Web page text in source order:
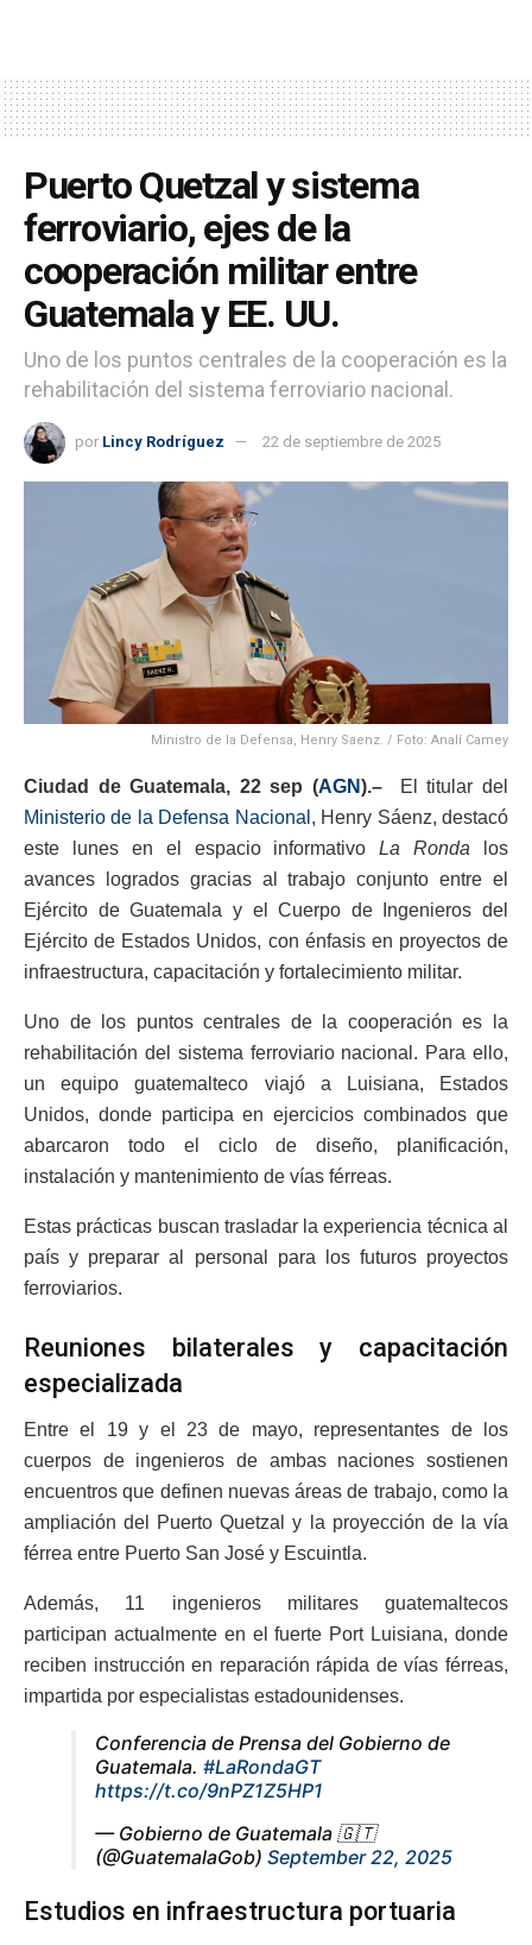
Puerto Quetzal y sistema
ferroviario, ejes de la
cooperación militar entre
Guatemala y EE. UU.
Uno de los puntos centrales de la cooperación es la
rehabilitación del sistema ferroviario nacional.
por Lincy Rodríguez 22 de septiembre de 2025
Ministro de la Defensa, Henry Saenz. / Foto: Analí Camey
Ciudad de Guatemala, 22 sep (AGN).–
El titular del
Ministerio de la Defensa Nacional , Henry Sáenz, destacó
este lunes en el espacio informativoLa Ronda los
avances logrados gracias al trabajo conjunto entre el
Ejército de Guatemala y el Cuerpo de Ingenieros del
Ejército de Estados Unidos, con énfasis en proyectos de
infraestructura, capacitación y fortalecimiento militar.
Uno de los puntos centrales de la cooperación es la
rehabilitación del sistema ferroviario nacional. Para ello,
un equipo guatemalteco viajó a Luisiana, Estados
Unidos, donde participa en ejercicios combinados que
abarcaron todo el ciclo de diseño, planificación,
instalación y mantenimiento de vías férreas.
Estas prácticas buscan trasladar la experiencia técnica al
país y preparar al personal para los futuros proyectos
ferroviarios.
Reuniones bilaterales y capacitación
especializada
Entre el 19 y el 23 de mayo, representantes de los
cuerpos de ingenieros de ambas naciones sostienen
encuentros que definen nuevas áreas de trabajo, como la
ampliación del Puerto Quetzal y la proyección de la vía
férrea entre Puerto San José y Escuintla.
Además, 11 ingenieros militares guatemaltecos
participan actualmente en el fuerte Port Luisiana, donde
reciben instrucción en reparación rápida de vías férreas,
impartida por especialistas estadounidenses.
Conferencia de Prensa del Gobierno de
Guatemala. #LaRondaGT
https://t.co/9nPZ1Z5HP1
— Gobierno de Guatemala 🇬🇹
(@GuatemalaGob) September 22, 2025
Estudios en infraestructura portuaria